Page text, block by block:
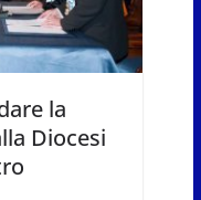
la
Diocesi